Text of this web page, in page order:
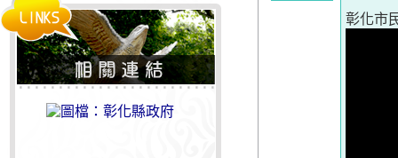
彰化市